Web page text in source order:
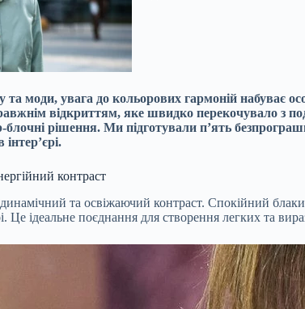
та моди, увага до кольорових гармоній набуває
відкриттям, яке швидко перекочувало з
блочні рішення. Ми підготували п’ять
контраст
та освіжаючий контраст. Спокійний
Це ідеальне поєднання для створення легких та